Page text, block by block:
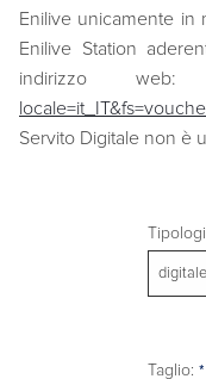
Enilive unicamente in
Enilive Station
indirizzo
Servito Digitale non è
Taglio: